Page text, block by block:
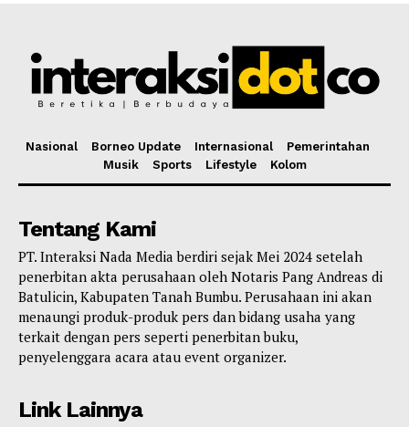
Nasional Borneo Update Internasional
Pemerintahan
Musik
Sports Lifestyle Kolom
Tentang Kami
PT. Interaksi Nada Media berdiri sejak Mei 2024 setelah
penerbitan akta perusahaan oleh Notaris Pang Andreas di
Batulicin, Kabupaten Tanah Bumbu. Perusahaan ini akan
menaungi produk-produk pers dan bidang usaha yang
terkait dengan pers seperti penerbitan buku,
penyelenggara acara atau event organizer.
Link Lainnya